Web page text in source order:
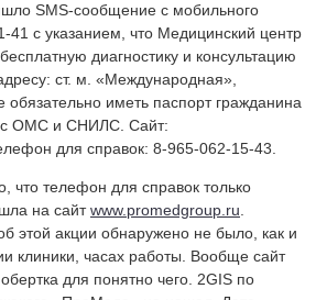
SMS-сообщение с мобильного
41 с указанием, что Медицинский центр
диагностику и консультацию
ст. м. «Международная»,
иметь паспорт гражданина
ОМС и СНИЛС. Сайт:
для справок: 8-965-062-15-43.
что телефон для справок только
на сайтwww.promedgroup.ru
этой акции обнаружено не было, как и
клиники, часах работы. Вообще сайт
для понятно чего. 2GIS по